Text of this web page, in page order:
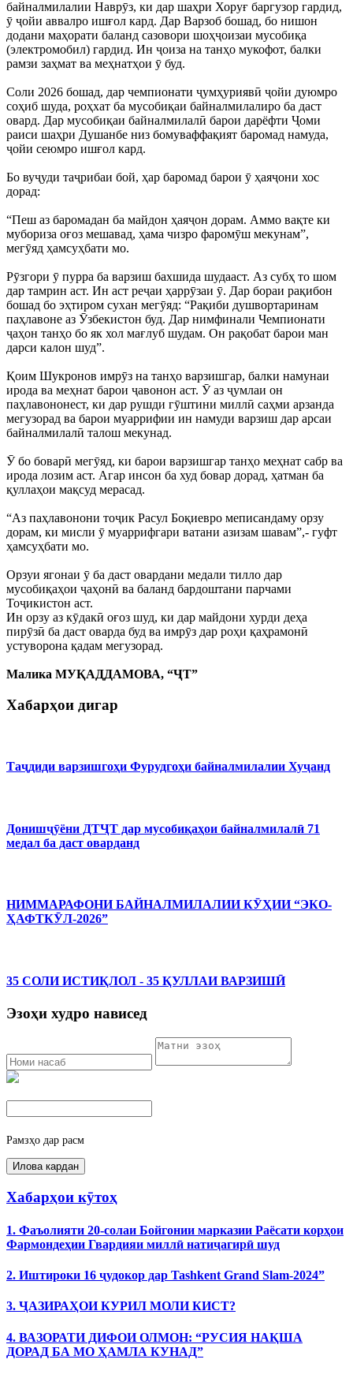
байналмилалии Наврӯз, ки дар шаҳри Хоруғ баргузор гардид,
ӯ ҷойи аввалро ишғол кард. Дар Варзоб бошад, бо нишон
додани маҳорати баланд сазовори шоҳҷоизаи мусобиқа
(электромобил) гардид. Ин ҷоиза на танҳо мукофот, балки
рамзи заҳмат ва меҳнатҳои ӯ буд.
Соли 2026 бошад, дар чемпионати ҷумҳуриявӣ ҷойи дуюмро
соҳиб шуда, роҳхат ба мусобиқаи байналмилалиро ба даст
овард. Дар мусобиқаи байналмилалӣ барои дарёфти Ҷоми
раиси шаҳри Душанбе низ бомуваффақият баромад намуда,
ҷойи сеюмро ишғол кард.
Бо вуҷуди таҷрибаи бой, ҳар баромад барои ӯ ҳаяҷони хос
дорад:
“Пеш аз баромадан ба майдон ҳаяҷон дорам. Аммо вақте ки
мубориза оғоз мешавад, ҳама чизро фаромӯш мекунам”,
мегӯяд ҳамсуҳбати мо.
Рӯзгори ӯ пурра ба варзиш бахшида шудааст. Аз субҳ то шом
дар тамрин аст. Ин аст реҷаи ҳаррӯзаи ӯ. Дар бораи рақибон
бошад бо эҳтиром сухан мегӯяд: “Рақиби душвортаринам
паҳлавоне аз Ӯзбекистон буд. Дар нимфинали Чемпионати
ҷаҳон танҳо бо як хол мағлуб шудам. Он рақобат барои ман
дарси калон шуд”.
Қоим Шукронов имрӯз на танҳо варзишгар, балки намунаи
ирода ва меҳнат барои ҷавонон аст. Ӯ аз ҷумлаи он
паҳлавононест, ки дар рушди гӯштини миллӣ саҳми арзанда
мегузорад ва барои муаррифии ин намуди варзиш дар арсаи
байналмилалӣ талош мекунад.
Ӯ бо боварӣ мегӯяд, ки барои варзишгар танҳо меҳнат сабр ва
ирода лозим аст. Агар инсон ба худ бовар дорад, ҳатман ба
қуллаҳои мақсуд мерасад.
“Аз паҳлавонони тоҷик Расул Боқиевро меписандаму орзу
дорам, ки мисли ӯ муаррифгари ватани азизам шавам”,- гуфт
ҳамсуҳбати мо.
Орзуи ягонаи ӯ ба даст овардани медали тилло дар
мусобиқаҳои ҷаҳонӣ ва баланд бардоштани парчами
Тоҷикистон аст.
Ин орзу аз кӯдакӣ оғоз шуд, ки дар майдони хурди деҳа
пирӯзӣ ба даст оварда буд ва имрӯз дар роҳи қаҳрамонӣ
устуворона қадам мегузорад.
Малика МУҚАДДАМОВА, “ҶТ”
Хабарҳои дигар
Таҷдиди варзишгоҳи Фурудгоҳи байналмилалии Хуҷанд
Донишҷӯёни ДТҶТ дар мусобиқаҳои байналмилалӣ 71
медал ба даст оварданд
НИММАРАФОНИ БАЙНАЛМИЛАЛИИ КӮҲИИ “ЭКО-
ҲАФТКӮЛ-2026”
35 СОЛИ ИСТИҚЛОЛ - 35 ҚУЛЛАИ ВАРЗИШӢ
Эзоҳи худро нависед
Рамзҳо дар расм
Хабарҳои кӯтоҳ
1. Фаъолияти 20-солаи Бойгонии марказии Раёсати корҳои
Фармондеҳии Гвардияи миллӣ натиҷагирӣ шуд
2. Иштироки 16 ҷудокор дар Tashkent Grand Slam-2024”
3. ҶАЗИРАҲОИ КУРИЛ МОЛИ КИСТ?
4. ВАЗОРАТИ ДИФОИ ОЛМОН: “РУСИЯ НАҚША
ДОРАД БА МО ҲАМЛА КУНАД”